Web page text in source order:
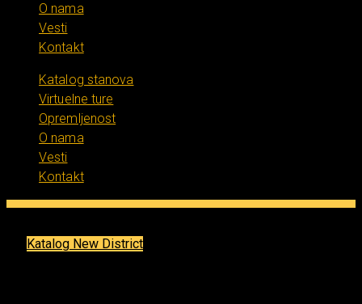
O nama
Vesti
Kontakt
Katalog stanova
Virtuelne ture
Opremljenost
O nama
Vesti
Kontakt
Katalog New District